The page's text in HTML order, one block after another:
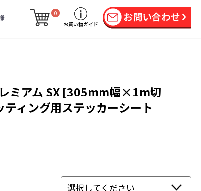
0
お買い物ガイド
ミアム SX [305mm幅×1m切
ティング用ステッカーシート